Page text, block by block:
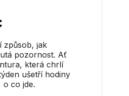
způsob, jak
pozornost. Ať
která chrlí
ušetří hodiny
o co jde.